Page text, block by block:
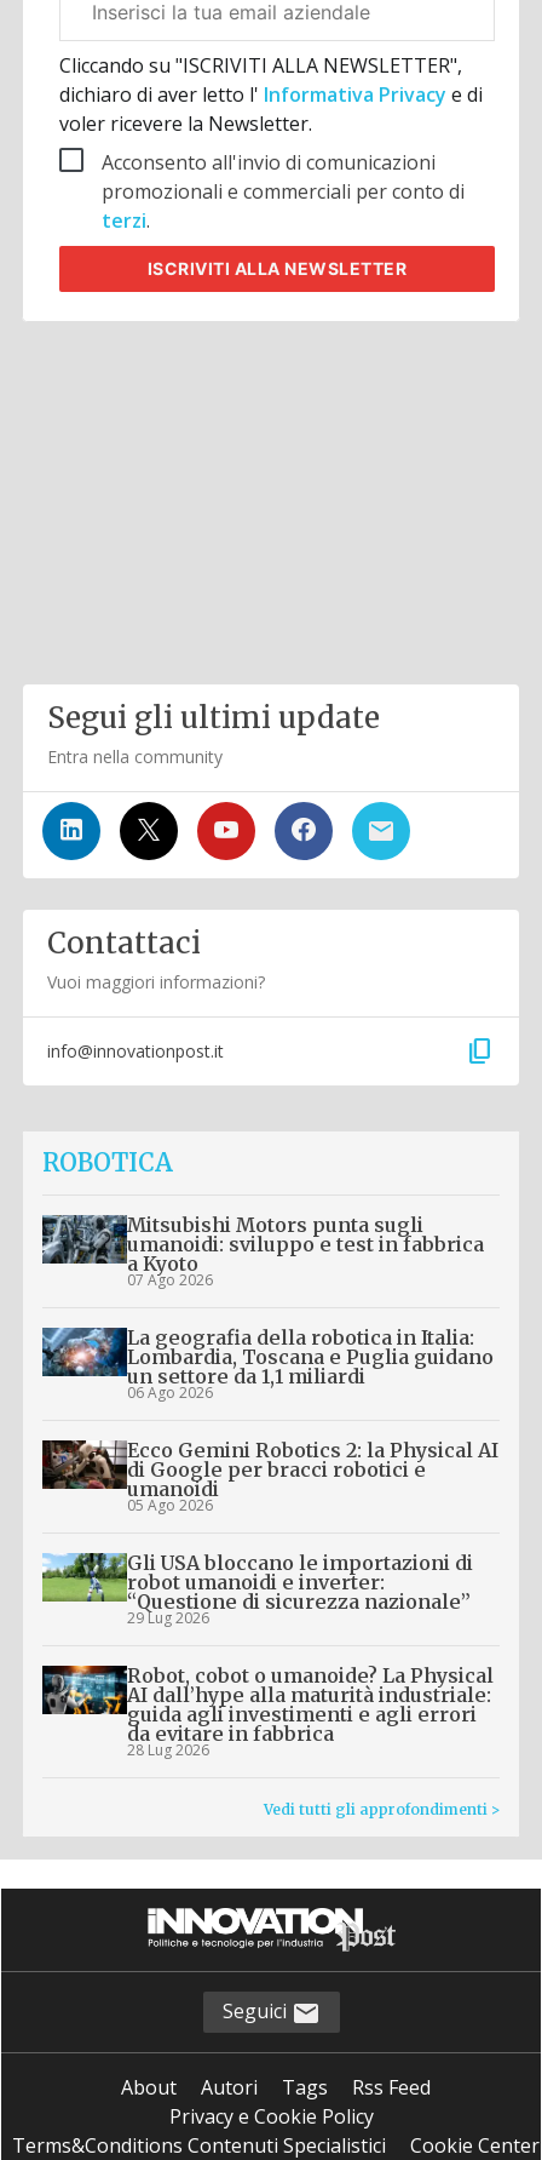
aziendale
Cliccando su "ISCRIVITI ALLA NEWSLETTER",
dichiaro di aver letto l' Informativa Privacye di
voler ricevere la Newsletter.
Acconsento all'invio di comunicazioni
promozionali e commerciali per conto di
terzi.
ISCRIVITI ALLA NEWSLETTER
Segui gli ultimi update
Entra nella community
Contattaci
Vuoi maggiori informazioni?
info@innovationpost.it content_copy
ROBOTICA
Mitsubishi Motors punta sugli
umanoidi: sviluppo e test in fabbrica
a Kyoto
07 Ago 2026
La geografia della robotica in Italia:
Lombardia, Toscana e Puglia guidano
un settore da 1,1 miliardi
06 Ago 2026
Ecco Gemini Robotics 2: la Physical AI
di Google per bracci robotici e
umanoidi
05 Ago 2026
Gli USA bloccano le importazioni di
robot umanoidi e inverter:
“Questione di sicurezza nazionale”
29 Lug 2026
Robot, cobot o umanoide? La Physical
AI dall’hype alla maturità industriale:
guida agli investimenti e agli errori
da evitare in fabbrica
28 Lug 2026
Vedi tutti gli approfondimenti >
Seguici
About Autori Tags
Rss Feed
Privacy e Cookie Policy
Terms&Conditions Contenuti Specialistici
Cookie Center